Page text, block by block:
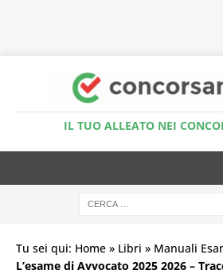
IL TUO ALLEATO NEI
Tu sei qui: Home » Libri » Manuali
L’esame di Avvocato 2025 2026 –